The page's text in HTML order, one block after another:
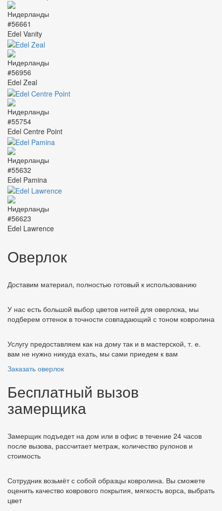
#56661
Edel Vanity
#56956
Edel Zeal
#55754
Edel Centre Point
#55632
Edel Pamina
#56623
Edel Lawrence
Оверлок
Доставим материал, полностью готовый к использованию
У нас есть большой выбор цветов нитей для оверлока, мы
подберем оттенок в точности совпадающий с тоном ковролина
Услугу предоставляем как на дому так и в мастерской, т. е.
вам не нужно никуда ехать, мы сами приедем к вам
Заказать оверлок
Бесплатный вызов
замерщика
Замерщик подъедет на дом или в офис в течение 24 часов
после вызова, рассчитает метраж, количество рулонов и
стоимость
Сотрудник возьмёт с собой образцы ковролина. Вы сможете
оценить качество коврового покрытия, мягкость ворса, выбрать
цвет